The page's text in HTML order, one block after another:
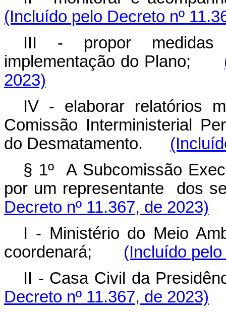
(Incluído pelo Decreto nº
III - propor medidas
implementação do Plano;
2023)
IV - elaborar relatórios
Comissão Interministerial
do Desmatamento.
§ 1º A Subcomissão
por um representante dos
Decreto nº 11.367, de 2023)
I - Ministério do Meio
coordenará; (Incluído
II - Casa Civil da
Decreto nº 11.367, de 2023)